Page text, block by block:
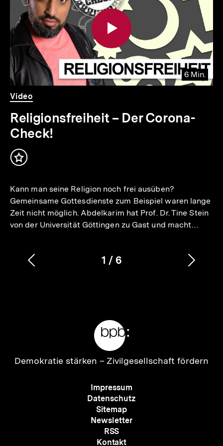
Inhalte
6 Min.
Video
Dauer
6
Min.
Video
Religionsfreiheit – Der Corona-
Check!
Inhalt
Kann man seine Religion noch frei ausüben?
Gemeinsame Gottesdienste zum Beispiel waren lange
Zeit nicht möglich. Abdelkarim hat Prof. Dr. Tine Stein
von der Universität Göttingen zu Gast und macht…
Karussellinhalt
1
von
/ 6
Vorherigen
Zur
Demokratie stärken – Zivilgesellschaft fördern
Meta-
Navigation
Impressum
Datenschutz
Sitemap
Newsletter
RSS
Kontakt